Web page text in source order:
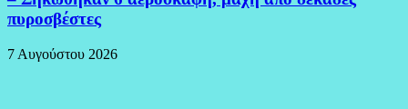
πυροσβέστες
7 Αυγούστου 2026